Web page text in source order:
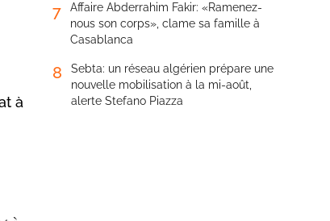
à
7
Affaire Abderrahim Fakir: «Ramenez-
nous son corps», clame sa famille à
Casablanca
8
Sebta: un réseau algérien prépare une
nouvelle mobilisation à la mi-août,
alerte Stefano Piazza